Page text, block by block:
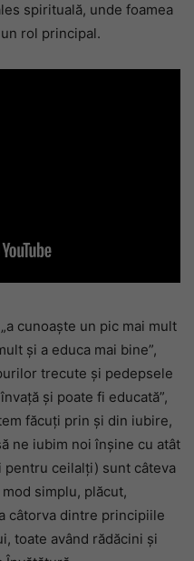
spirituală, unde foamea
rol principal.
cunoaște un pic mai mult
și a educa mai bine”,
trecute și pedepsele
și poate fi educată”,
făcuți prin și din iubire,
ne iubim noi înșine cu atât
ceilalți) sunt câteva
simplu, plăcut,
câtorva dintre principiile
toate având rădăcini și